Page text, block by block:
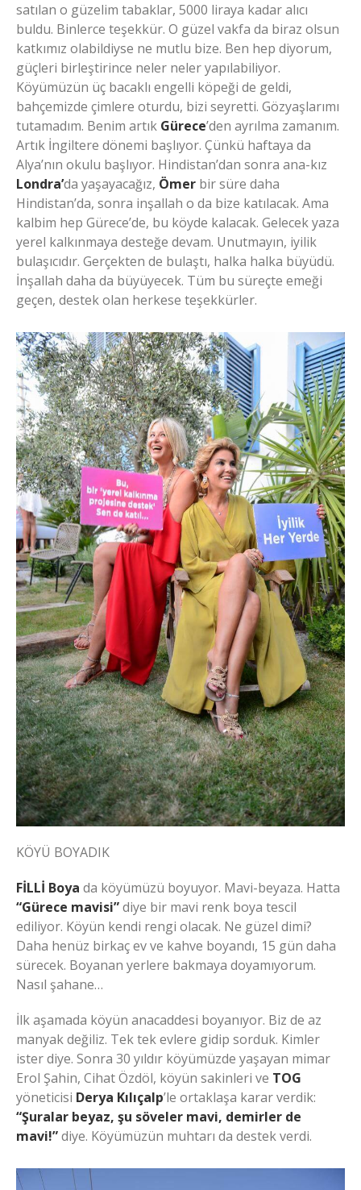
satılan o güzelim tabaklar, 5000 liraya kadar alıcı
buldu. Binlerce teşekkür. O güzel vakfa da biraz olsun
katkımız olabildiyse ne mutlu bize. Ben hep diyorum,
güçleri birleştirince neler neler yapılabiliyor.
Köyümüzün üç bacaklı engelli köpeği de geldi,
bahçemizde çimlere oturdu, bizi seyretti. Gözyaşlarımı
tutamadım. Benim artık Gürece’den ayrılma zamanım.
Artık İngiltere dönemi başlıyor. Çünkü haftaya da
Alya’nın okulu başlıyor. Hindistan’dan sonra ana-kız
Londra’da yaşayacağız, Ömer bir süre daha
Hindistan’da, sonra inşallah o da bize katılacak. Ama
kalbim hep Gürece’de, bu köyde kalacak. Gelecek yaza
yerel kalkınmaya desteğe devam. Unutmayın, iyilik
bulaşıcıdır. Gerçekten de bulaştı, halka halka büyüdü.
İnşallah daha da büyüyecek. Tüm bu süreçte emeği
geçen, destek olan herkese teşekkürler.
KÖYÜ BOYADIK
FİLLİ Boya da köyümüzü boyuyor. Mavi-beyaza. Hatta
“Gürece mavisi”diye bir mavi renk boya tescil
ediliyor. Köyün kendi rengi olacak. Ne güzel dimi?
Daha henüz birkaç ev ve kahve boyandı, 15 gün daha
sürecek. Boyanan yerlere bakmaya doyamıyorum.
Nasıl şahane…
İlk aşamada köyün anacaddesi boyanıyor. Biz de az
manyak değiliz. Tek tek evlere gidip sorduk. Kimler
ister diye. Sonra 30 yıldır köyümüzde yaşayan mimar
Erol Şahin, Cihat Özdöl, köyün sakinleri ve TOG
yöneticisi Derya Kılıçalp’le ortaklaşa karar verdik:
“Şuralar beyaz, şu söveler mavi, demirler de
mavi!”diye. Köyümüzün muhtarı da destek verdi.